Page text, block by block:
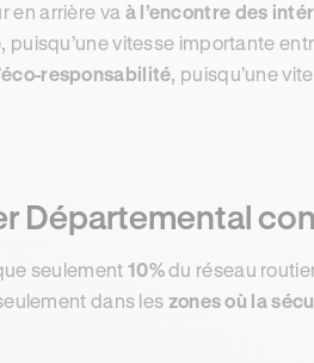
en arrière va à l’encontre des
, puisqu’une vitesse importante
éco-responsabilité, puisqu’une
Départemental
seulement 10%du réseau
dans les zones où la